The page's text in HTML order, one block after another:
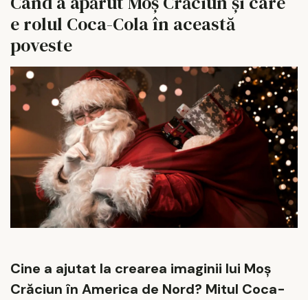
e rolul Coca-Cola în această
poveste
Cine a ajutat la crearea imaginii lui Moș
Crăciun în America de Nord? Mitul Coca-